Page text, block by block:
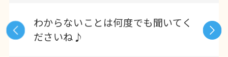
わからないことは何度でも聞いてく
ださいね♪